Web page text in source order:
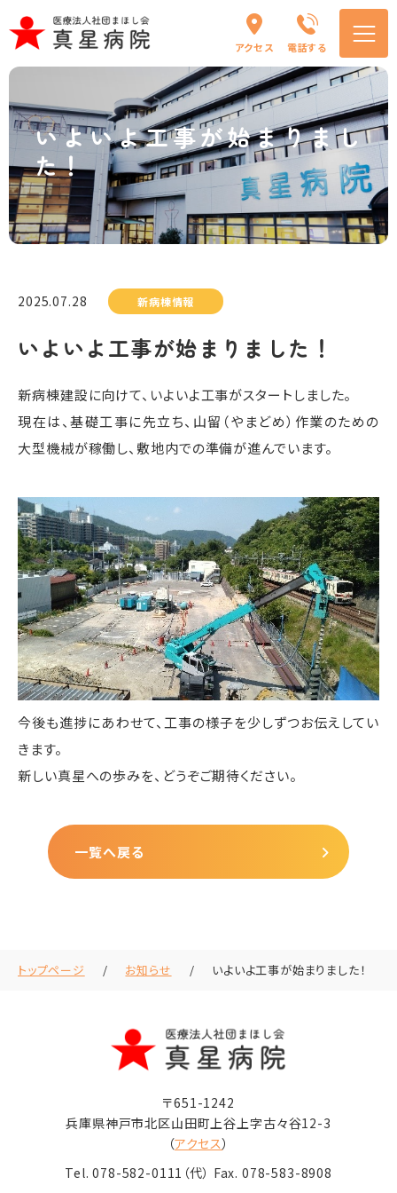
アクセス 電話する
いよいよ工事が始まりまし
た！
2025.07.28 新病棟情報
いよいよ工事が始まりました！
新病棟建設に向けて、いよいよ工事がスタートしました。
現在は、基礎工事に先立ち、山留（やまどめ）作業のための
大型機械が稼働し、敷地内での準備が進んでいます。
今後も進捗にあわせて、工事の様子を少しずつお伝えしてい
きます。
新しい真星への歩みを、どうぞご期待ください。
一覧へ戻る
トップページ お知らせ いよいよ工事が始まりました！
〒651-1242
兵庫県神戸市北区山田町上谷上字古々谷12-3
（アクセス）
Tel.078-582-0111 （代） Fax. 078-583-8908